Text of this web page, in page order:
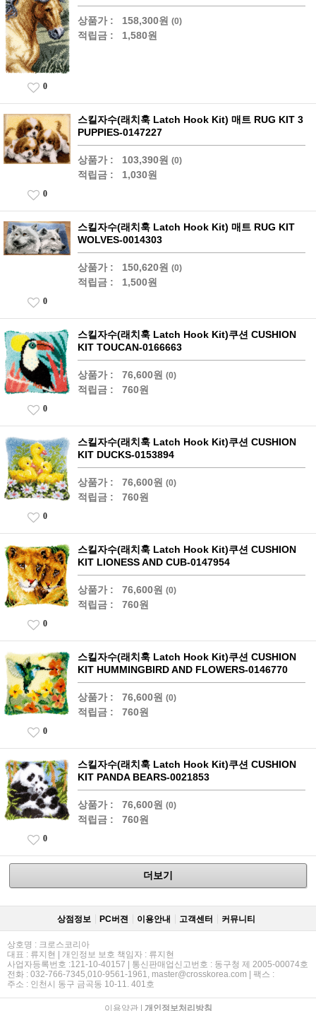
상품가 : 158,300원 (0)
적립금 : 1,580원
0
스킬자수(래치훅 Latch Hook Kit) 매트 RUG KIT 3
PUPPIES-0147227
상품가 : 103,390원 (0)
적립금 : 1,030원
0
스킬자수(래치훅 Latch Hook Kit) 매트 RUG KIT
WOLVES-0014303
상품가 : 150,620원 (0)
적립금 : 1,500원
0
스킬자수(래치훅 Latch Hook Kit)쿠션 CUSHION
KIT TOUCAN-0166663
상품가 : 76,600원 (0)
적립금 : 760원
0
스킬자수(래치훅 Latch Hook Kit)쿠션 CUSHION
KIT DUCKS-0153894
상품가 : 76,600원 (0)
적립금 : 760원
0
스킬자수(래치훅 Latch Hook Kit)쿠션 CUSHION
KIT LIONESS AND CUB-0147954
상품가 : 76,600원 (0)
적립금 : 760원
0
스킬자수(래치훅 Latch Hook Kit)쿠션 CUSHION
KIT HUMMINGBIRD AND FLOWERS-0146770
상품가 : 76,600원 (0)
적립금 : 760원
0
스킬자수(래치훅 Latch Hook Kit)쿠션 CUSHION
KIT PANDA BEARS-0021853
상품가 : 76,600원 (0)
적립금 : 760원
0
더보기
상점정보 PC버젼 이용안내 고객센터 커뮤니티
상호명 : 크로스코리아
대표 : 류지현 | 개인정보 보호 책임자 : 류지현
사업자등록번호 :121-10-40157 | 통신판매업신고번호 : 동구청 제 2005-00074호
전화 : 032-766-7345,010-9561-1961, master@crosskorea.com | 팩스 :
주소 : 인천시 동구 금곡동 10-11. 401호
이용약관| 개인정보처리방침